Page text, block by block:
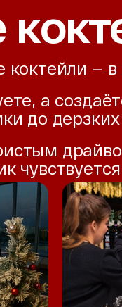
коктейли — в
а
до